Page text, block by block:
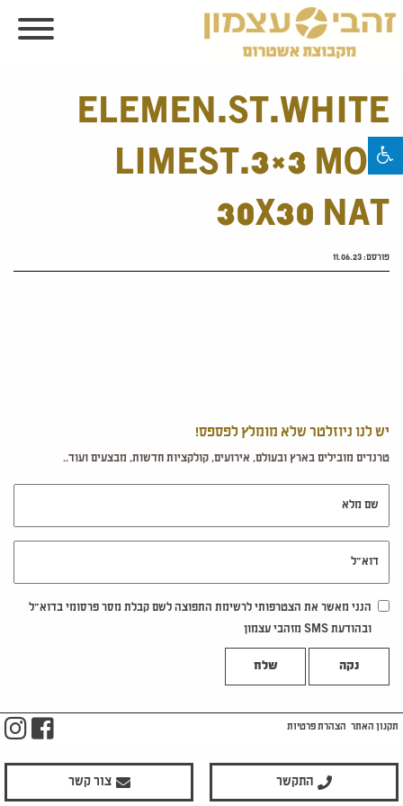
ELEMEN.ST.WHITE
LIMEST.3×3 MOS
30X30 NAT
פורסם:11.06.23
יש לנו ניוזלטר שלא מומלץ לפספס!
טרנדים מובילים בארץ ובעולם, אירועים, קולקציות חדשות, מבצעים ועוד..
הנני מאשר את הצטרפותי לרשימת התפוצה לשם קבלת מסר פרסומי בדוא"ל
ובהודעת SMS מזהבי עצמון
נקה
התקשר צור קשר
תקנון האתר הצהרת פרטיות